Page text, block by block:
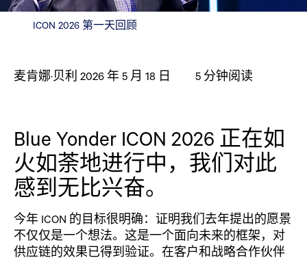
ICON 2026 第一天回顾
麦肯娜·贝利 2026 年 5 月 18 日 5 分钟阅读
Blue Yonder ICON 2026 正在如
火如荼地进行中，我们对此
感到无比兴奋。
今年 ICON 的目标很明确：证明我们去年提出的愿景
不仅仅是一个想法。这是一个面向未来的框架，对
供应链的效果已得到验证。在客户和战略合作伙伴